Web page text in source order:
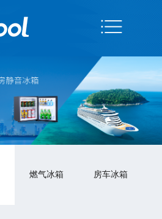
燃气冰箱 房车冰箱